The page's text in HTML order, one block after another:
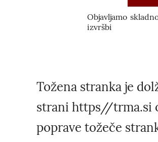
Objavljamo
izvršbi
Tožena stranka je
strani https//trma.si
poprave tožeče